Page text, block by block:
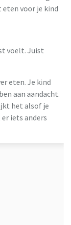
voor je kind
voelt. Juist
eten. Je kind
aan aandacht.
het alsof je
iets anders